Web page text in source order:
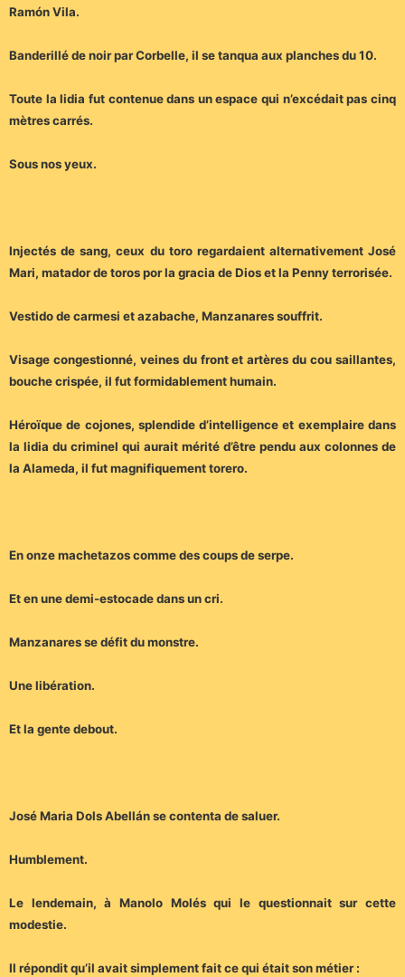
Ramón Vila.
Banderillé de noir par Corbelle, il se tanqua aux planches du 10.
Toute la lidia fut contenue dans un espace qui n’excédait pas cinq
mètres carrés.
Sous nos yeux.
Injectés de sang, ceux du toro regardaient alternativement José
Mari, matador de toros por la gracia de Dios et la Penny terrorisée.
Vestido de carmesi et azabache, Manzanares souffrit.
Visage congestionné, veines du front et artères du cou saillantes,
bouche crispée, il fut formidablement humain.
Héroïque de cojones, splendide d’intelligence et exemplaire dans
la lidia du criminel qui aurait mérité d’être pendu aux colonnes de
la Alameda, il fut magnifiquement torero.
En onze machetazos comme des coups de serpe.
Et en une demi-estocade dans un cri.
Manzanares se défit du monstre.
Une libération.
Et la gente debout.
José Maria Dols Abellán se contenta de saluer.
Humblement.
Le lendemain, à Manolo Molés qui le questionnait sur cette
modestie.
Il répondit qu’il avait simplement fait ce qui était son métier :